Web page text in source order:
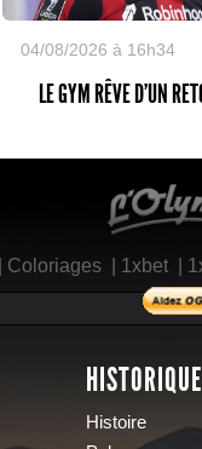
04/08/2026 à 16h34
LE GYM RÊVE D’UN
Coloriages| 1xbet|
HISTORIQUE
Histoire